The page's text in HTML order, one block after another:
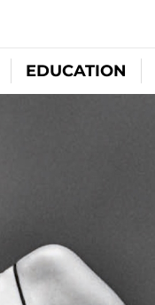
EDUCATION